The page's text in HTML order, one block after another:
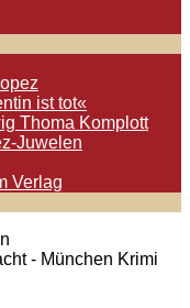
ist tot«
Thoma Komplott
Juwelen
Verlag